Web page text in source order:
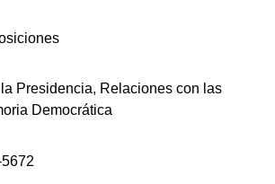
Presidencia, Relaciones con las
Democrática